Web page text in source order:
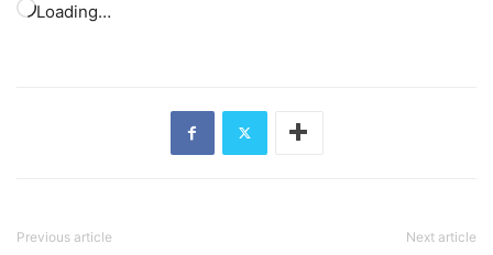
Loading…
Previous article Next article